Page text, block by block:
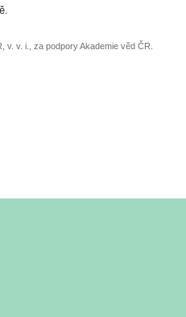
v. v. i., za podpory Akademie věd ČR.